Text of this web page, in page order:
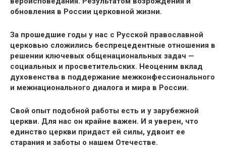
обновления в России церковной жизни.
За прошедшие годы у нас с Русской православной
церковью сложились беспрецедентные отношения в
решении ключевых общенациональных задач —
социальных и просветительских. Неоценим вклад
духовенства в поддержание межконфессионального
и межнационального диалога и мира в России.
Свой опыт подобной работы есть и у зарубежной
церкви. Для нас он крайне важен. И я уверен, что
единство церкви придаст ей силы, удвоит ее
старания и заботы о нашем Отечестве.